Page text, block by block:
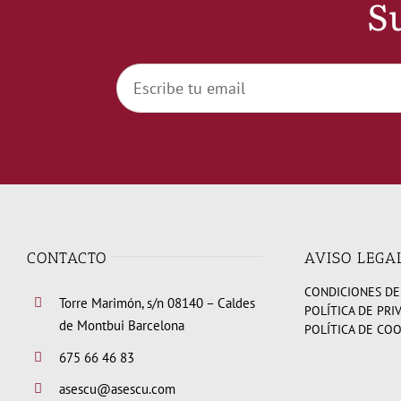
CONTACTO
Torre Marimón, s/n 08140 – Caldes
de Montbui Barcelona
675 66 46 83
asescu@asescu.com
AVISO
CONDICIONES
POLÍTICA DE
POLÍTICA DE